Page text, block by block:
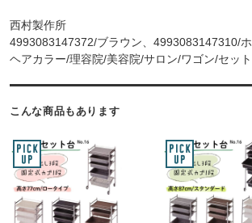
西村製作所
4993083147372/ブラウン、4993083147310/
ヘアカラー/理容院/美容院/サロン/ワゴン/セッ
こんな商品もあります